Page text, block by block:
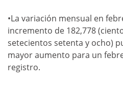
•La variación mensual en
incremento de 182,778
setecientos setenta y ocho)
mayor aumento para un
registro.